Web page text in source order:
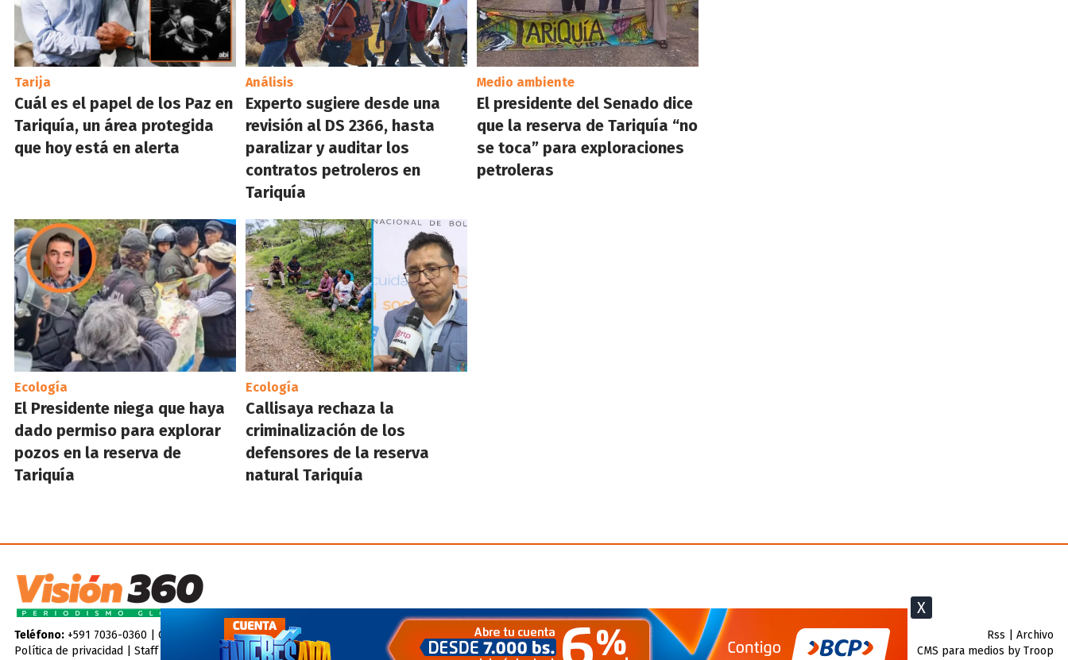
Tarija
Cuál es el papel de los Paz en
Tariquía, un área protegida
que hoy está en alerta
Análisis
Experto sugiere desde una
revisión al DS 2366, hasta
paralizar y auditar los
contratos petroleros en
Tariquía
Medio ambiente
El presidente del Senado dice
que la reserva de Tariquía “no
se toca” para exploraciones
petroleras
Ecología
El Presidente niega que haya
dado permiso para explorar
pozos en la reserva de
Tariquía
Ecología
Callisaya rechaza la
criminalización de los
defensores de la reserva
natural Tariquía
Teléfono: +591 7036-0360 | Contáctenos
Política de privacidad
Staff| Código de ética|Hemeroteca
Rss
Archivo
CMS para medios by Troop
X